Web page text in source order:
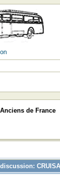
de France